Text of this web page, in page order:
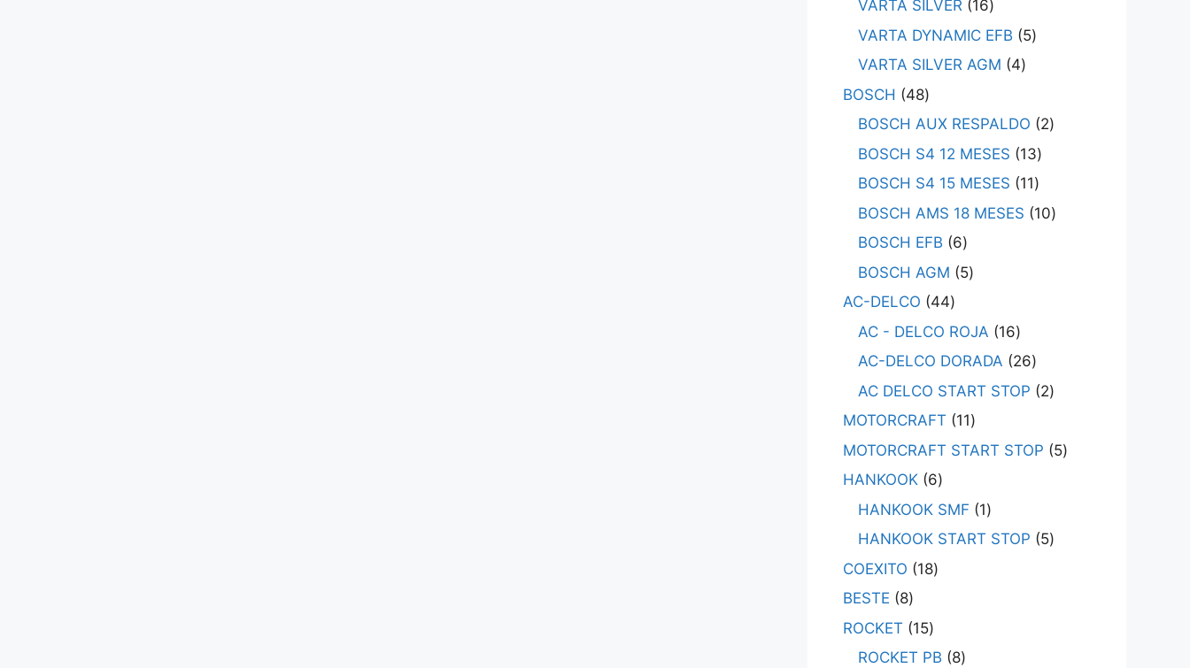
VARTA SILVER 16
VARTA DYNAMIC EFB
5
VARTA SILVER AGM
4
BOSCH
48
BOSCH AUX RESPALDO
2
BOSCH S4 12 MESES
13
BOSCH S4 15 MESES
11
BOSCH AMS 18 MESES
10
BOSCH EFB
6
BOSCH AGM
5
AC-DELCO
44
AC - DELCO ROJA
16
AC-DELCO DORADA
26
AC DELCO START STOP
2
MOTORCRAFT
11
MOTORCRAFT START STOP
5
HANKOOK 6
HANKOOK SMF
1
HANKOOK START STOP
5
COEXITO
18
BESTE
8
ROCKET
15
ROCKET PB
8